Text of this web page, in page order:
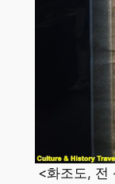
<화조도, 전